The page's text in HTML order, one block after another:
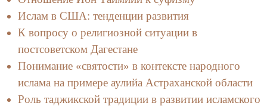
Ислам в США: тенденции развития
К вопросу о религиозной ситуации в
постсоветском Дагестане
Понимание «святости» в контексте народного
ислама на примере аулийа Астраханской области
Роль таджикской традиции в развитии исламского